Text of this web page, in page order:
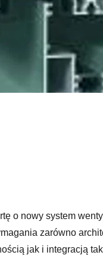
o nowy system
zarówno
jak i integracją